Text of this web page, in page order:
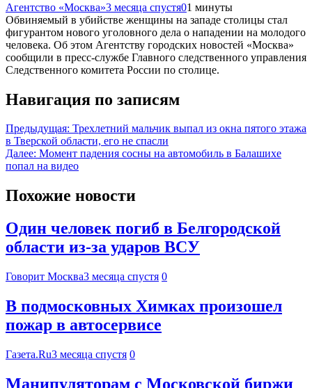
Агентство «Москва»3 месяца спустя01 минуты
Обвиняемый в убийстве женщины на западе столицы стал
фигурантом нового уголовного дела о нападении на молодого
человека. Об этом Агентству городских новостей «Москва»
сообщили в пресс-службе Главного следственного управления
Следственного комитета России по столице.
Навигация по записям
Предыдущая: Трехлетний мальчик выпал из окна пятого этажа
в Тверской области, его не спасли
Далее: Момент падения сосны на автомобиль в Балашихе
попал на видео
Похожие новости
Один человек погиб в Белгородской
области из-за ударов ВСУ
Говорит Москва3 месяца спустя 0
В подмосковных Химках произошел
пожар в автосервисе
Газета.Ru3 месяца спустя 0
Манипуляторам с Московской биржи